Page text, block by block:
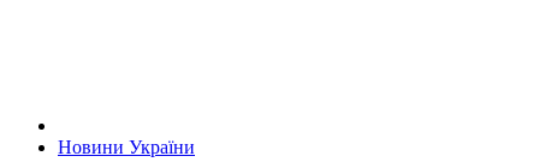
Новини України